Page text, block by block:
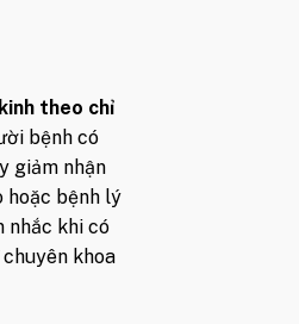
theo chỉ
bệnh có
giảm nhận
hoặc bệnh lý
nhắc khi có
khoa